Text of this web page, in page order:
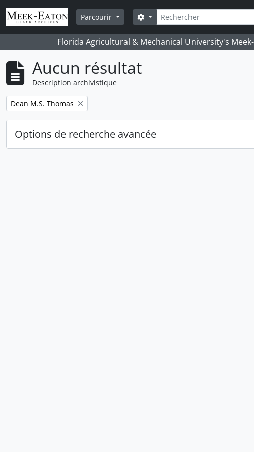
Skip to main content
Parcourir
Rechercher
Search options
Florida Agricultural & Mechanical University's
Aucun résultat
Description archivistique
Remove filter:
Dean M.S. Thomas
Options de recherche avancée